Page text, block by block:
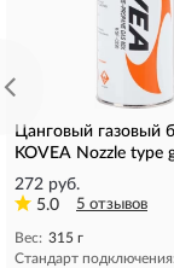
Цанговый газовый
KOVEA Nozzle type
272 руб.
5.0
5 отзывов
Вес: 315 г
Стандарт